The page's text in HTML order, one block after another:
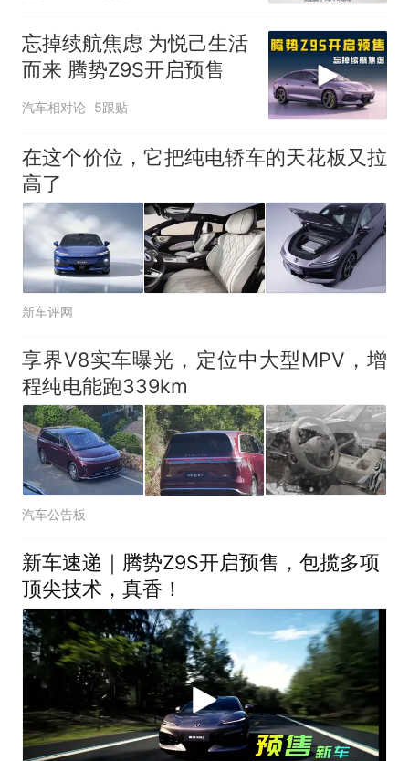
忘掉续航焦虑 为悦己生活
而来 腾势Z9S开启预售
汽车相对论 5跟贴
在这个价位，它把纯电轿车的天花板又拉
高了
新车评网
享界V8实车曝光，定位中大型MPV，增
程纯电能跑339km
汽车公告板
新车速递｜腾势Z9S开启预售，包揽多项
顶尖技术，真香！